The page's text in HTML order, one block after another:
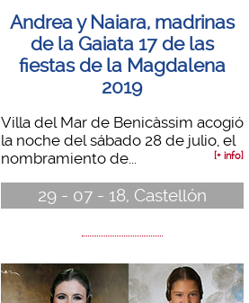
Andrea y Naiara, madrinas
de la Gaiata 17 de las
fiestas de la Magdalena
2019
Villa del Mar de Benicàssim acogió
la noche del sábado 28 de julio, el
nombramiento de...
[+ info]
29 - 07 - 18, Castellón